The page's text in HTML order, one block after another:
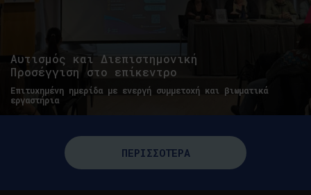
Αυτισμός και Διεπιστημονική
Προσέγγιση στο επίκεντρο
Επιτυχημένη ημερίδα με ενεργή συμμετοχή και βιωματικά
εργαστήρια
ΠΕΡΙΣΣΟΤΕΡΑ